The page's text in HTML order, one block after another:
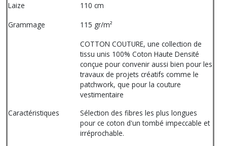
Laize
110 cm
Grammage
115 gr/m²
Caractéristiques
COTTON COUTURE, une collection de
tissu unis 100% Coton Haute Densité
conçue pour convenir aussi bien pour les
travaux de projets créatifs comme le
patchwork, que pour la couture
vestimentaire
Sélection des fibres les plus longues
pour ce coton d'un tombé impeccable et
irréprochable.